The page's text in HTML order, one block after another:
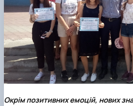
Окрім позитивних емоцій, нових